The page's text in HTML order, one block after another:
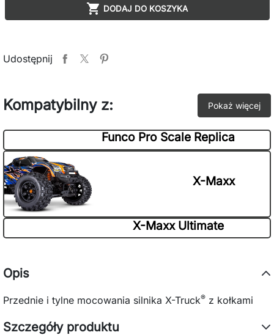
 DODAJ DO KOSZYKA
Udostępnij
Kompatybilny z: Pokaż więcej
Funco Pro Scale Replica
X-Maxx
X-Maxx Ultimate
Opis
Przednie i tylne mocowania silnika X-Truck® z kołkami
Szczegóły produktu